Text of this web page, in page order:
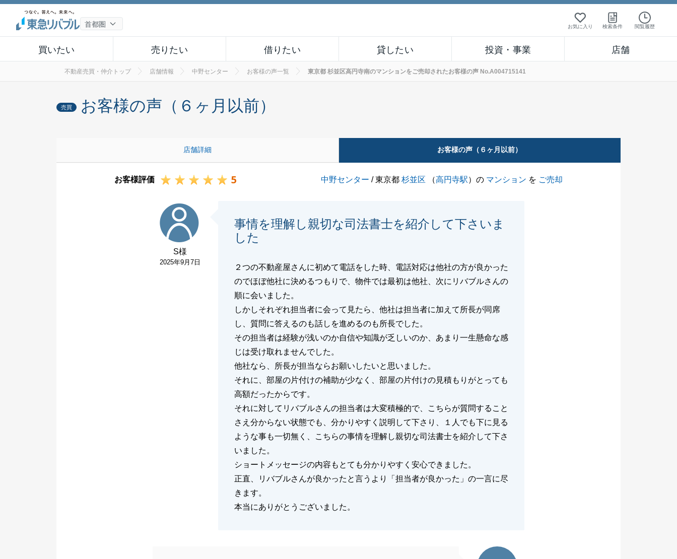
お気に入り 検索条件 閲覧履歴
買いたい 売りたい 借りたい 貸したい 投資・事業 店舗
不動産売買・仲介トップ 店舗情報 中野センター お客様の声一覧 東京都 杉並区高円寺南のマンションをご売却されたお客様の声 No.A004715141
売買 お客様の声（６ヶ月以前）
店舗詳細 お客様の声（６ヶ月以前）
お客様評価 5 中野センター / 東京都杉並区 （高円寺駅）の マンション を ご売却
S様
2025年9月7日
事情を理解し親切な司法書士を紹介して下さいま
した
２つの不動産屋さんに初めて電話をした時、電話対応は他社の方が良かった
のでほぼ他社に決めるつもりで、物件では最初は他社、次にリバブルさんの
順に会いました。
しかしそれぞれ担当者に会って見たら、他社は担当者に加えて所長が同席
し、質問に答えるのも話しを進めるのも所長でした。
その担当者は経験が浅いのか自信や知識が乏しいのか、あまり一生懸命な感
じは受け取れませんでした。
他社なら、所長が担当ならお願いしたいと思いました。
それに、部屋の片付けの補助が少なく、部屋の片付けの見積もりがとっても
高額だったからです。
それに対してリバブルさんの担当者は大変積極的で、こちらが質問すること
さえ分からない状態でも、分かりやすく説明して下さり、１人でも下に見る
ような事も一切無く、こちらの事情を理解し親切な司法書士を紹介して下さ
いました。
ショートメッセージの内容もとても分かりやすく安心できました。
正直、リバブルさんが良かったと言うより「担当者が良かった」の一言に尽
きます。
本当にありがとうございました。